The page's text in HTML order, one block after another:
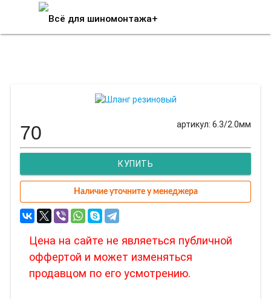
артикул: 6.3/2.0мм
70
КУПИТЬ
Наличие уточните у менеджера
Цена на сайте не являеться публичной
оффертой и может изменяться
продавцом по его усмотрению.